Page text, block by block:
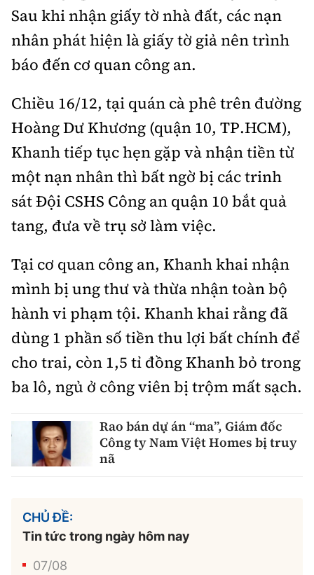
Sau khi nhận giấy tờ nhà đất, các nạn
nhân phát hiện là giấy tờ giả nên trình
báo đến cơ quan công an.
Chiều 16/12, tại quán cà phê trên đường
Hoàng Dư Khương (quận 10, TP.HCM),
Khanh tiếp tục hẹn gặp và nhận tiền từ
một nạn nhân thì bất ngờ bị các trinh
sát Đội CSHS Công an quận 10 bắt quả
tang, đưa về trụ sở làm việc.
Tại cơ quan công an, Khanh khai nhận
mình bị ung thư và thừa nhận toàn bộ
hành vi phạm tội. Khanh khai rằng đã
dùng 1 phần số tiền thu lợi bất chính để
cho trai, còn 1,5 tỉ đồng Khanh bỏ trong
ba lô, ngủ ở công viên bị trộm mất sạch.
Rao bán dự án “ma”, Giám đốc
Công ty Nam Việt Homes bị truy
nã
CHỦ ĐỀ:
Tin tức trong ngày hôm nay
07/08